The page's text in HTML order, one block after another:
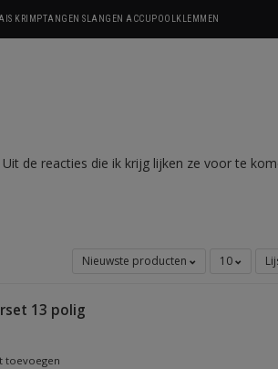
KRIMPTANGEN SLANGEN ACCUPOOLKLEMMEN
de reacties die ik krijg lijken ze voor te
Nieuwste producten 10
13 polig
toevoegen